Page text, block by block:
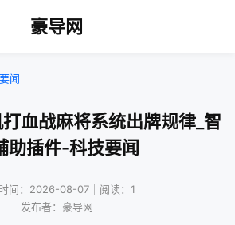
豪导网
闻
血战麻将系统出牌规律_智
助插件-科技要闻
间：2026-08-07｜阅读：1
发布者：豪导网